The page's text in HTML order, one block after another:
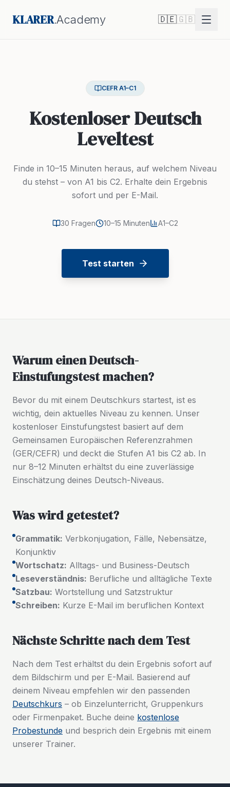
KLARER.Academy 🇩🇪🇬🇧
CEFR A1–C1
Kostenloser Deutsch
Leveltest
Finde in 10–15 Minuten heraus, auf welchem Niveau
du stehst – von A1 bis C2. Erhalte dein Ergebnis
sofort und per E-Mail.
30 Fragen 10–15 Minuten A1–C2
Test starten
Warum einen Deutsch-
Einstufungstest machen?
Bevor du mit einem Deutschkurs startest, ist es
wichtig, dein aktuelles Niveau zu kennen. Unser
kostenloser Einstufungstest basiert auf dem
Gemeinsamen Europäischen Referenzrahmen
(GER/CEFR) und deckt die Stufen A1 bis C2 ab. In
nur 8–12 Minuten erhältst du eine zuverlässige
Einschätzung deines Deutsch-Niveaus.
Was wird getestet?
Grammatik: Verbkonjugation, Fälle, Nebensätze,
Konjunktiv
Wortschatz: Alltags- und Business-Deutsch
Leseverständnis: Berufliche und alltägliche Texte
Satzbau: Wortstellung und Satzstruktur
Schreiben: Kurze E-Mail im beruflichen Kontext
Nächste Schritte nach dem Test
Nach dem Test erhältst du dein Ergebnis sofort auf
dem Bildschirm und per E-Mail. Basierend auf
deinem Niveau empfehlen wir den passenden
Deutschkurs – ob Einzelunterricht, Gruppenkurs
oder Firmenpaket. Buche deine kostenlose
Probestunde und besprich dein Ergebnis mit einem
unserer Trainer.